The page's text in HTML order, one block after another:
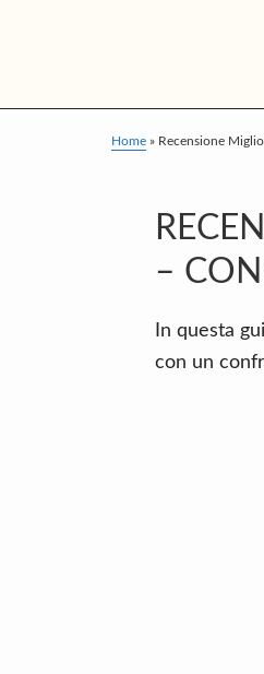
p
p
p
Home » Recensione
–
In questa
con un